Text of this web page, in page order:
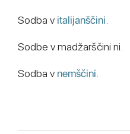
Sodba v italijanščini
Sodbe v madžarščini ni.
Sodba v nemščini